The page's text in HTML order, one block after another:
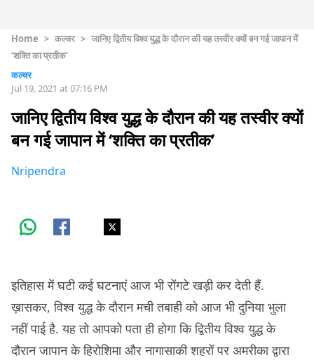
Home > कल्चर > जानिए द्वितीय विश्व युद्ध के दौरान की यह तस्वीर क्यों बन गई जापान में
‘शक्ति का प्रतीक’
कल्चर
Jul 19, 2021 at 07:16 PM
जानिए द्वितीय विश्व युद्ध के दौरान की यह तस्वीर क्यों
बन गई जापान में ‘शक्ति का प्रतीक’
Nripendra
इतिहास में घटी कई घटनाएं आज भी रोंगटे खड़ी कर देती हैं.
ख़ासकर, विश्व युद्ध के दौरान मची तबाही को आज भी दुनिया भुला
नहीं पाई है. यह तो आपको पता ही होगा कि द्वितीय विश्व युद्ध के
दौरान जापान के हिरोशिमा और नागासाकी शहरों पर अमरीका द्वारा